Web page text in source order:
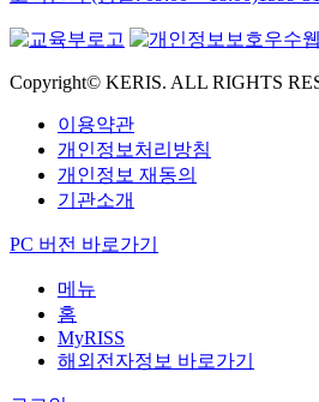
Copyright© KERIS. ALL RIGHTS
이용약관
개인정보처리방침
개인정보 재동의
기관소개
PC 버전 바로가기
메뉴
홈
MyRISS
해외전자정보 바로가기